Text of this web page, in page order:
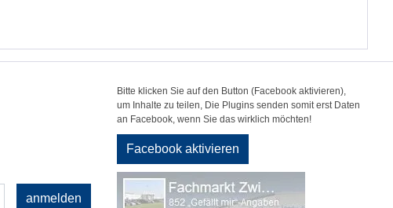
anmelden
Bitte klicken Sie auf den Button (Facebook aktivieren),
um Inhalte zu teilen, Die Plugins senden somit erst Daten
an Facebook, wenn Sie das wirklich möchten!
Facebook aktivieren